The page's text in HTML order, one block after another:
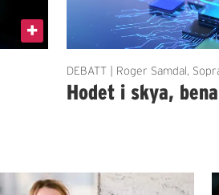
DEBATT | Roger Samdal,
Hodet i skya,